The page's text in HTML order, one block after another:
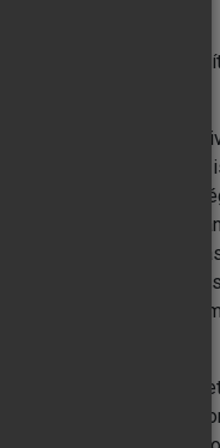
a sebészeti
felkészülés
érdeklődést
való részvétele
oktatót és több
egyetemi geriátriai
már a könyv
és kiszolgáló
„Végre egy klinikai
kitűnő könyv
és jövőben.